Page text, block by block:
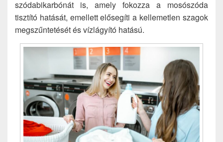
szódabikarbónát is, amely fokozza a mosószóda
tisztító hatását, emellett elősegíti a kellemetlen szagok
megszűntetését és vízlágyító hatású.